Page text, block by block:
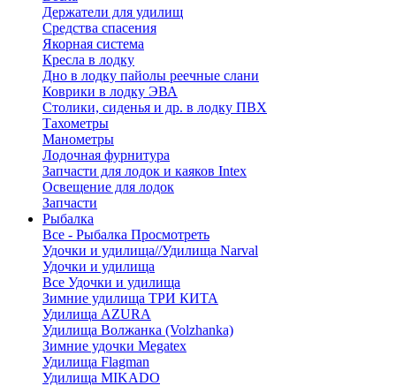
Держатели для удилищ
Средства спасения
Якорная система
Кресла в лодку
Дно в лодку пайолы реечные слани
Коврики в лодку ЭВА
Столики, сиденья и др. в лодку ПВХ
Тахометры
Манометры
Лодочная фурнитура
Запчасти для лодок и каяков Intex
Освещение для лодок
Запчасти
Рыбалка
Все - Рыбалка Просмотреть
Удочки и удилища//Удилища Narval
Удочки и удилища
Все Удочки и удилища
Зимние удилища ТРИ КИТА
Удилища AZURA
Удилища Волжанка (Volzhanka)
Зимние удочки Megatex
Удилища Flagman
Удилища MIKADO